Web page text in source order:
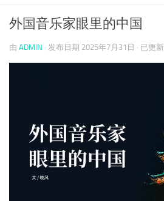
外国音乐家眼里的中国
由 ADMIN · 发布日期 2025年7月31日 · 已更新